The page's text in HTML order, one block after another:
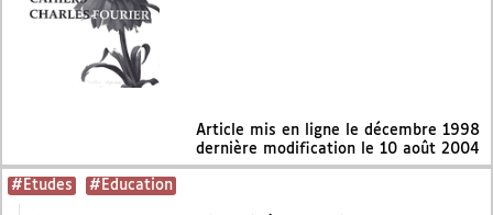
Article mis en ligne le décembre 1998
dernière modification le 10 août 2004
#Etudes #Education